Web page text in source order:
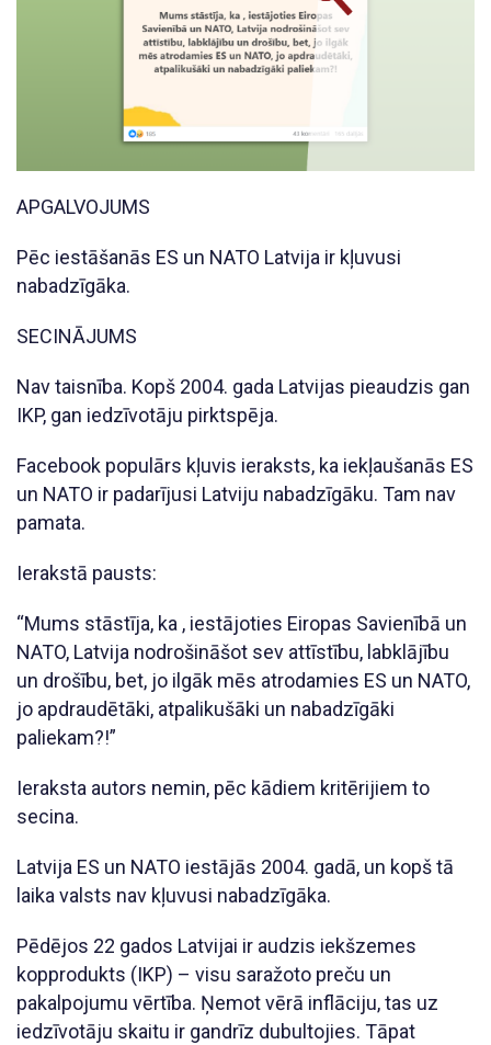
APGALVOJUMS
Pēc iestāšanās ES un NATO Latvija ir kļuvusi
nabadzīgāka.
SECINĀJUMS
Nav taisnība. Kopš 2004. gada Latvijas pieaudzis gan
IKP, gan iedzīvotāju pirktspēja.
Facebook populārs kļuvis ieraksts, ka iekļaušanās ES
un NATO ir padarījusi Latviju nabadzīgāku. Tam nav
pamata.
Ierakstā pausts:
“Mums stāstīja, ka , iestājoties Eiropas Savienībā un
NATO, Latvija nodrošināšot sev attīstību, labklājību
un drošību, bet, jo ilgāk mēs atrodamies ES un NATO,
jo apdraudētāki, atpalikušāki un nabadzīgāki
paliekam?!”
Ieraksta autors nemin, pēc kādiem kritērijiem to
secina.
Latvija ES un NATO iestājās 2004. gadā, un kopš tā
laika valsts nav kļuvusi nabadzīgāka.
Pēdējos 22 gados Latvijai ir audzis iekšzemes
kopprodukts (IKP) – visu saražoto preču un
pakalpojumu vērtība. Ņemot vērā inflāciju, tas uz
iedzīvotāju skaitu ir gandrīz dubultojies. Tāpat